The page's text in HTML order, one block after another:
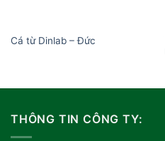
Cá từ Dinlab – Đức
THÔNG TIN CÔNG TY: